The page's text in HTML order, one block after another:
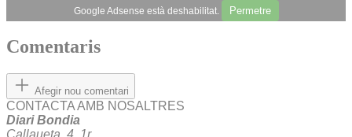
Google Adsense està deshabilitat. Permetre
Comentaris
Afegir nou comentari
CONTACTA AMB NOSALTRES
Diari Bondia